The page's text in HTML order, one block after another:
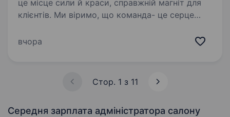
це місце сили й краси, справжній магніт для
клієнтів. Ми віримо, що команда- це серце
де працівник завжди відчуває підтримку,
вчора
Стор. 1 з 11
Середня зарплата адміністратора салону